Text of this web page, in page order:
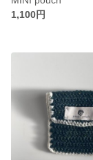
1,100円